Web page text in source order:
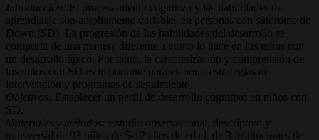
Introducción:
El procesamiento cognitivo y las habilidades de
aprendizaje son ampliamente variables en personas con síndrome de
Down (SD). La progresión de las habilidades del desarrollo se
comporta de una manera diferente a como lo hace en los niños con
un desarrollo típico. Por tanto, la caracterización y comprensión de
los niños con SD es importante para elaborar estrategias de
intervención y programas de seguimiento.
Objetivos:
Establecer un perfil de desarrollo cognitivo en niños con
SD.
Materiales y métodos:
Estudio observacional, descriptivo y
transversal de 93 niños de 5-12 años de edad, de 3 instituciones de